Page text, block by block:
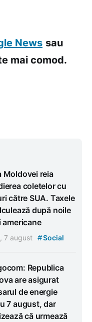
News sau
mai comod.
Moldovei reia
coletelor cu
către SUA. Taxele
după noile
americane
7 august #Social
Republica
are asigurat
de energie
7 august, dar
că urmează